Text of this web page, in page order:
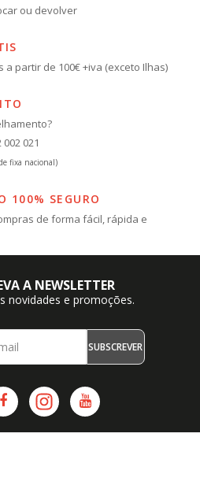
ou devolver
a partir de 100€ +iva (exceto Ilhas)
002 021
fixa nacional)
100% SEGURO
de forma fácil, rápida e
A NEWSLETTER
novidades e promoções.
SUBSCREVER